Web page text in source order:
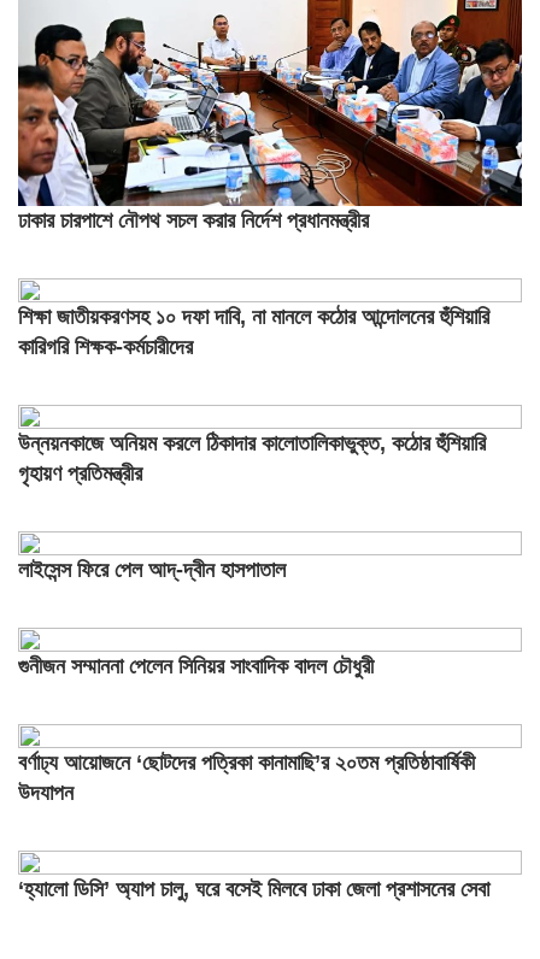
ঢাকার চারপাশে নৌপথ সচল করার নির্দেশ প্রধানমন্ত্রীর
শিক্ষা জাতীয়করণসহ ১০ দফা দাবি, না মানলে কঠোর আন্দোলনের হুঁশিয়ারি
কারিগরি শিক্ষক-কর্মচারীদের
উন্নয়নকাজে অনিয়ম করলে ঠিকাদার কালোতালিকাভুক্ত, কঠোর হুঁশিয়ারি
গৃহায়ণ প্রতিমন্ত্রীর
লাইসেন্স ফিরে পেল আদ্-দ্বীন হাসপাতাল
গুনীজন সম্মাননা পেলেন সিনিয়র সাংবাদিক বাদল চৌধুরী
বর্ণাঢ্য আয়োজনে ‘ছোটদের পত্রিকা কানামাছি’র ২০তম প্রতিষ্ঠাবার্ষিকী
উদযাপন
‘হ্যালো ডিসি’ অ্যাপ চালু, ঘরে বসেই মিলবে ঢাকা জেলা প্রশাসনের সেবা